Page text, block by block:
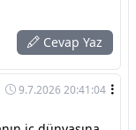
Cevap Yaz
9.7.2026 20:41:04